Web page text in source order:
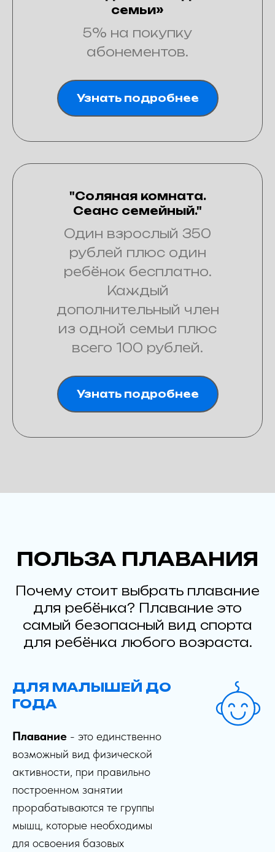
семьи»
5% на покупку
абонементов.
Узнать подробнее
"Соляная комната.
Сеанс семейный."
Один взрослый 350
рублей плюс один
ребёнок бесплатно.
Каждый
дополнительный член
из одной семьи плюс
всего 100 рублей.
Узнать подробнее
ПОЛЬЗА ПЛАВАНИЯ
Почему стоит выбрать плавание
для ребёнка? Плавание это
самый безопасный вид спорта
для ребёнка любого возраста.
ДЛЯ МАЛЫШЕЙ ДО
ГОДА
Плавание - это единственно
возможный вид физической
активности, при правильно
построенном занятии
прорабатываются те группы
мышц, которые необходимы
для освоения базовых